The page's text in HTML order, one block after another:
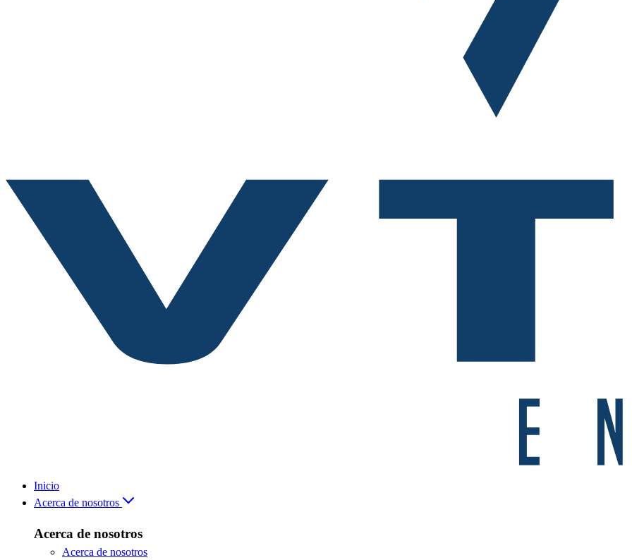
Inicio
Acerca de nosotros
Acerca de nosotros
Acerca de nosotros